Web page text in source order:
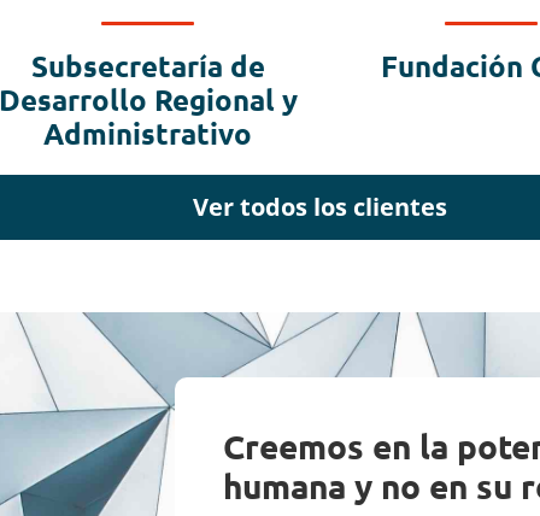
Subsecretaría de
Desarrollo Regional y
Administrativo
Fundación
Ver todos los clientes
Creemos en la
humana y no en su